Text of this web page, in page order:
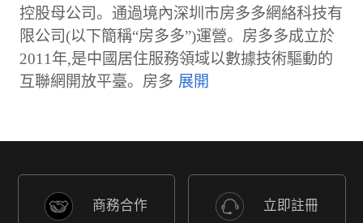
控股母公司。通過境內深圳市房多多網絡科技有
限公司(以下簡稱“房多多”)運營。房多多成立於
2011年,是中國居住服務領域以數據技術驅動的
互聯網開放平臺。房多
商務合作 立即註冊